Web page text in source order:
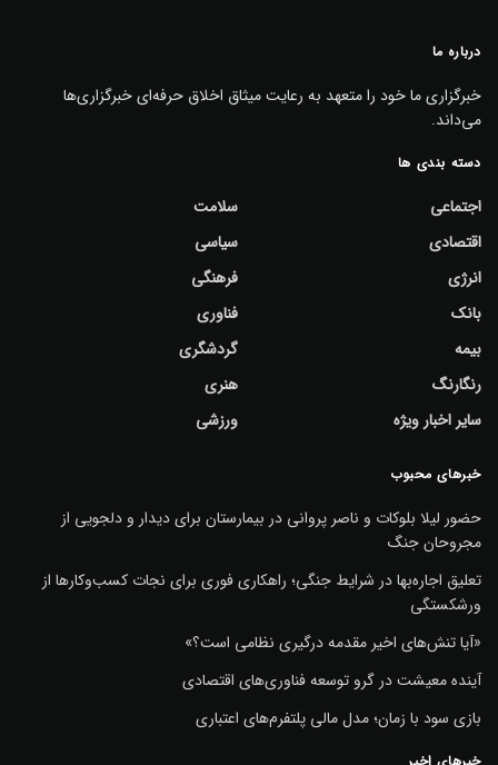
درباره ما
خبرگزاری ما خود را متعهد به رعایت میثاق اخلاق حرفه‌ای خبرگزاری‌ها
می‌داند.
دسته بندی ها
اجتماعی
اقتصادی
انرژی
بانک
بیمه
رنگارنگ
سایر اخبار ویژه
سلامت
سیاسی
فرهنگی
فناوری
گردشگری
هنری
ورزشی
خبرهای محبوب
حضور لیلا بلوکات و ناصر پروانی در بیمارستان برای دیدار و دلجویی از
مجروحان جنگ
تعلیق اجاره‌بها در شرایط جنگی؛ راهکاری فوری برای نجات کسب‌وکارها از
ورشکستگی
«آیا تنش‌های اخیر مقدمه درگیری نظامی است؟»
آینده معیشت در گرو توسعه فناوری‌های اقتصادی
بازی سود با زمان؛ مدل مالی پلتفرم‌های اعتباری
خبرهای اخیر